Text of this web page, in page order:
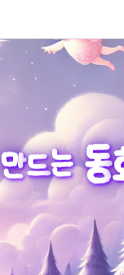
만드는 동